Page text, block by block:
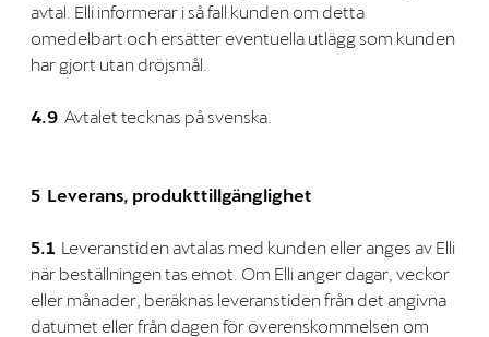
avtal. Elli informerar i så fall kunden om detta
omedelbart och ersätter eventuella utlägg som kunden
har gjort utan dröjsmål.
4.9 Avtalet tecknas på svenska.
5 Leverans, produkttillgänglighet
5.1 Leveranstiden avtalas med kunden eller anges av Elli
när beställningen tas emot. Om Elli anger dagar, veckor
eller månader, beräknas leveranstiden från det angivna
datumet eller från dagen för överenskommelsen om